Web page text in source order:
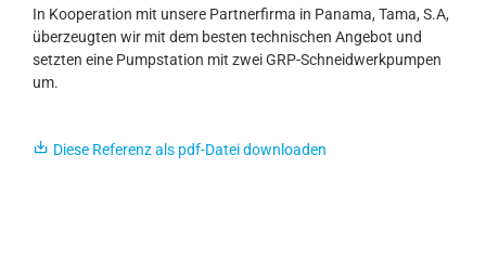
In Kooperation mit unsere Partnerfirma in Panama, Tama, S.A,
überzeugten wir mit dem besten technischen Angebot und
setzten eine Pumpstation mit zwei GRP-Schneidwerkpumpen
um.
Diese Referenz als pdf-Datei downloaden